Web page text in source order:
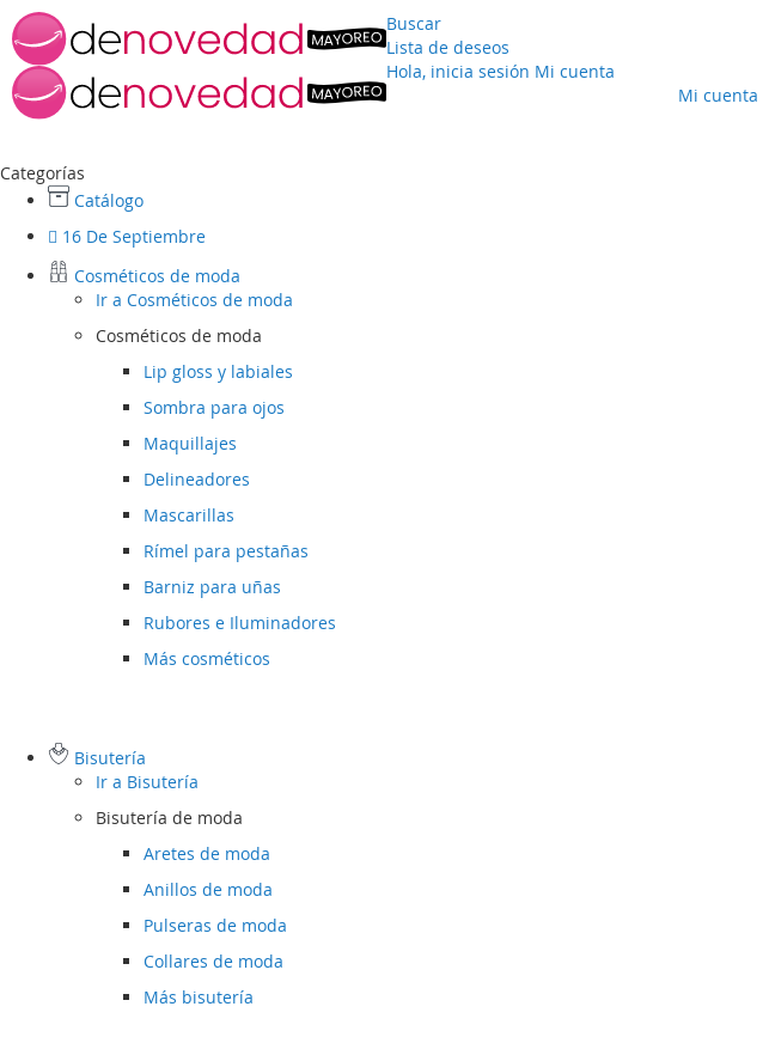
Buscar
Lista de deseos
Hola, inicia sesión Mi cuenta
Mi cuenta
Categorías
Catálogo
16 De Septiembre
Cosméticos de moda
Ir a Cosméticos de moda
Cosméticos de moda
Lip gloss y labiales
Sombra para ojos
Maquillajes
Delineadores
Mascarillas
Rímel para pestañas
Barniz para uñas
Rubores e Iluminadores
Más cosméticos
Bisutería
Ir a Bisutería
Bisutería de moda
Aretes de moda
Anillos de moda
Pulseras de moda
Collares de moda
Más bisutería